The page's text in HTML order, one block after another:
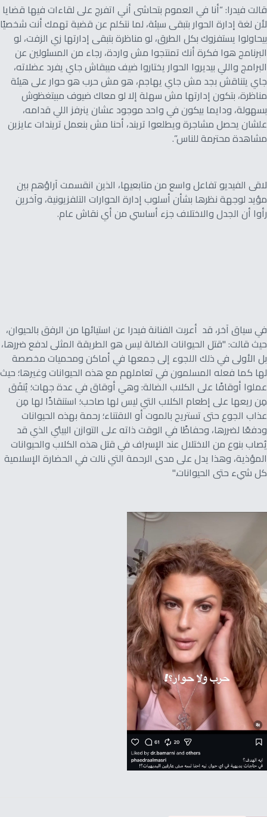
قالت فيدرا: “أنا في العموم بتحاشى أني اتفرج على لقاءات فيها قضايا
لأن لغة إدارة الحوار بتبقى سيئة، لما نتكلم عن قضية تهمك أنت شخصيًا
بيحاولوا يستفزوك بكل الطرق، لو مناظرة بتبقى إدارتها زي الزفت، لو
البرنامج هوا فكرة أنك تمنتجوا مش واردة، رجاء من المسئولين عن
البرامج واللي بيديروا الحوار يختاروا ضيف ميبقاش جاي يفرد عضلاته،
جاي يتناقش بجد مش جاي يهاجم، هو مش حرب هو حوار على هيئة
مناظرة، بتكون إدارتها مش سهلة إلا لو معاك ضيوف مبيتغظوش
بسهولة، ودايما بيكون في واحد موجود عشان ينرفز اللي قدامه،
علشان يحصل مشاجرة ويطلعوا تريند، أحنا مش بنعمل تريندات عايزين
مشاهدة محترمة للناس”.
لاقى الفيديو تفاعل واسع من متابعيها، الذين انقسمت آراؤهم بين
مؤيد لوجهة نظرها بشأن أسلوب إدارة الحوارات التلفزيونية، وآخرين
رأوا أن الجدل والاختلاف جزء أساسي من أي نقاش عام.
في سياق آخر، قد أعربت الفنانة فيدرا عن استيائها من الرفق بالحيوان،
حيث قالت: "قتل الحيوانات الضالة ليس هو الطريقة المثلى لدفع ضررها،
بل الأولى في ذلك اللجوء إلى جمعها في أماكن ومحميات مخصصة
لها كما فعله المسلمون في تعاملهم مع هذه الحيوانات وغيرها؛ حيث
عملوا أوقافًا على الكلاب الضالة: وهي أوقاق في عدة جهات؛ يُنفَق
مِن ريعها على إطعام الكلاب التي ليس لها صاحب؛ استنقاذًا لها مِن
عذاب الجوع حتى تستريح بالموت أو الاقتناء؛ رحمة بهذه الحيوانات
ودفعًا لضررها، وحفاظًا في الوقت ذاته على التوازن البيئي الذي قد
يُصاب بنوع من الاختلال عند الإسراف في قتل هذه الكلاب والحيوانات
المؤذية، وهذا يدل على مدى الرحمة التي نالت في الحضارة الإسلامية
كل شيء حتى الحيوانات."